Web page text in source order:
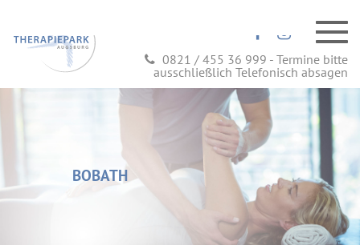
0821 / 455 36 999 - Termine bitte
ausschließlich Telefonisch absagen
BOBATH